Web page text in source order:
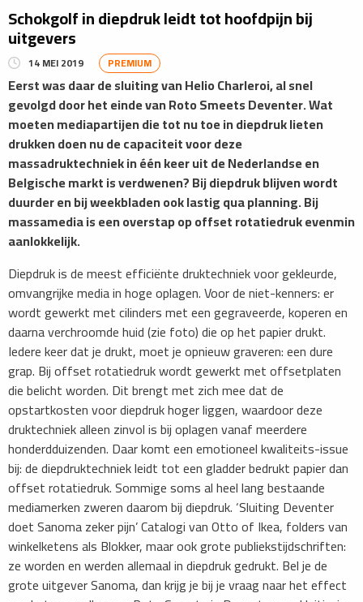
Schokgolf in diepdruk leidt tot hoofdpijn bij
uitgevers
14 MEI 2019 PREMIUM
Eerst was daar de sluiting van Helio Charleroi, al snel
gevolgd door het einde van Roto Smeets Deventer. Wat
moeten mediapartijen die tot nu toe in diepdruk lieten
drukken doen nu de capaciteit voor deze
massadruktechniek in één keer uit de Nederlandse en
Belgische markt is verdwenen? Bij diepdruk blijven wordt
duurder en bij weekbladen ook lastig qua planning. Bij
massamedia is een overstap op offset rotatiedruk evenmin
aanlokkelijk.
Diepdruk is de meest efficiënte druktechniek voor gekleurde,
omvangrijke media in hoge oplagen. Voor de niet-kenners: er
wordt gewerkt met cilinders met een gegraveerde, koperen en
daarna verchroomde huid (zie foto) die op het papier drukt.
Iedere keer dat je drukt, moet je opnieuw graveren: een dure
grap. Bij offset rotatiedruk wordt gewerkt met offsetplaten
die belicht worden. Dit brengt met zich mee dat de
opstartkosten voor diepdruk hoger liggen, waardoor deze
druktechniek alleen zinvol is bij oplagen vanaf meerdere
honderdduizenden. Daar komt een emotioneel kwaliteits-issue
bij: de diepdruktechniek leidt tot een gladder bedrukt papier dan
offset rotatiedruk. Sommige soms al heel lang bestaande
mediamerken zweren daarom bij diepdruk. ‘Sluiting Deventer
doet Sanoma zeker pijn’ Catalogi van Otto of Ikea, folders van
winkelketens als Blokker, maar ook grote publiekstijdschriften:
ze worden en werden allemaal in diepdruk gedrukt. Bel je de
grote uitgever Sanoma, dan krijg je bij je vraag naar het effect